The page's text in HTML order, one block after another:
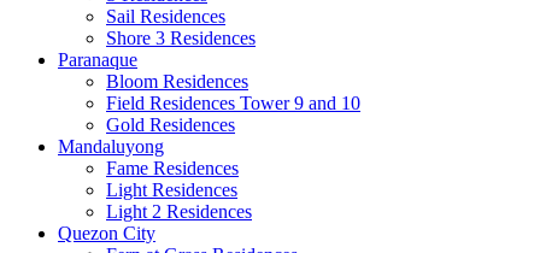
Sail Residences
Shore 3 Residences
Paranaque
Bloom Residences
Field Residences Tower 9 and 10
Gold Residences
Mandaluyong
Fame Residences
Light Residences
Light 2 Residences
Quezon City